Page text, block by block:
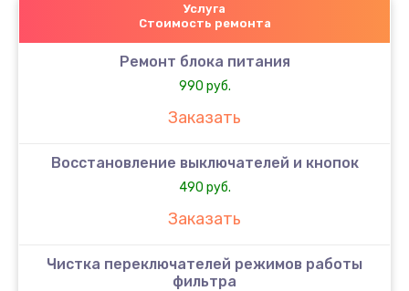
Услуга
Стоимость ремонта
Ремонт блока питания
990 руб.
Заказать
Восстановление выключателей и кнопок
490 руб.
Заказать
Чистка переключателей режимов работы
фильтра